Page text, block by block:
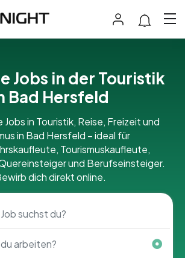
Jobs in der Touristik
Bad Hersfeld
Jobs in Touristik, Reise, Freizeit und
in Bad Hersfeld – ideal für
Tourismuskaufleute,
und Berufseinsteiger.
dich direkt online.